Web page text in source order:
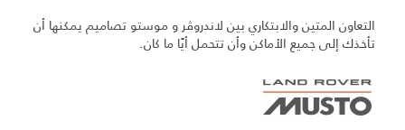
التعاون المتين والابتكاري بين لاندروڤر و موستو تصاميم يمكنها أن
تأخذك إلى جميع الأماكن وأن تتحمل أيًا ما كان.